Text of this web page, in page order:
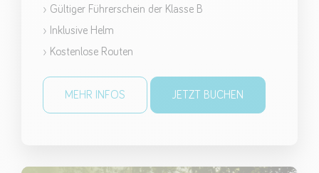
› Gültiger Führerschein der Klasse B
› Inklusive Helm
› Kostenlose Routen
MEHR INFOS JETZT BUCHEN